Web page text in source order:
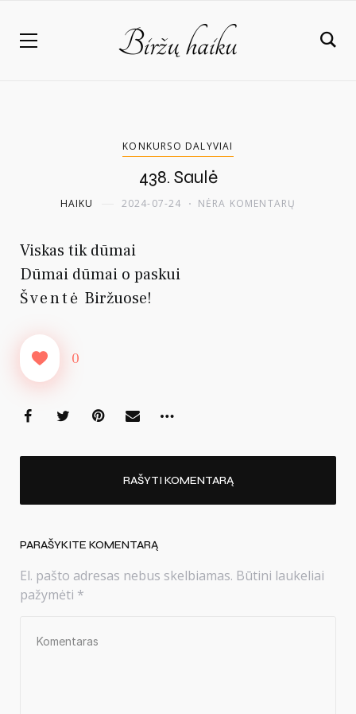
KONKURSO DALYVIAI
438. Saulė
HAIKU 2024-07-24 NĖRA KOMENTARŲ
Viskas tik dūmai
Dūmai dūmai o paskui
Šventė Biržuose!
0
RAŠYTI KOMENTARĄ
PARAŠYKITE KOMENTARĄ
El. pašto adresas nebus skelbiamas. Būtini laukeliai
pažymėti *